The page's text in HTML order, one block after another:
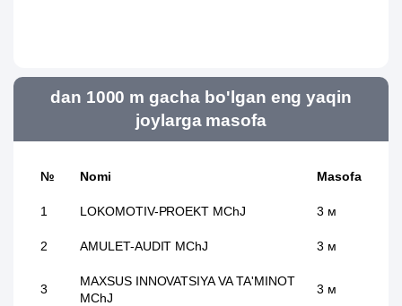
dan 1000 m gacha bo'lgan eng yaqin
joylarga masofa
№ Nomi Masofa
1 LOKOMOTIV-PROEKT MChJ 3 м
2 AMULET-AUDIT MChJ 3 м
3
MAXSUS INNOVATSIYA VA TA'MINOT
MChJ
3 м